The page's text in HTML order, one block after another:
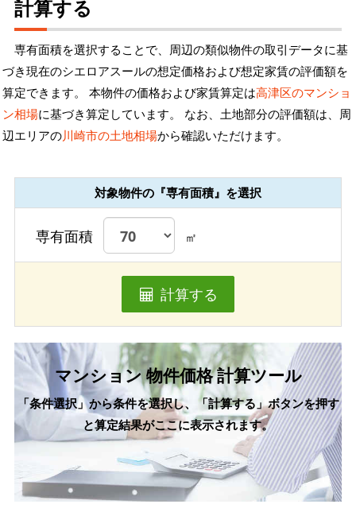
計算する
専有面積を選択することで、周辺の類似物件の取引データに基
づき現在のシエロアスールの想定価格および想定家賃の評価額を
算定できます。 本物件の価格および家賃算定は高津区のマンショ
ン相場に基づき算定しています。 なお、土地部分の評価額は、周
辺エリアの川崎市の土地相場から確認いただけます。
対象物件の『専有面積』を選択
専有面積 ㎡
計算する
マンション 物件価格 計算ツール
「条件選択」から条件を選択し、「計算する」ボタンを押す
と算定結果がここに表示されます。